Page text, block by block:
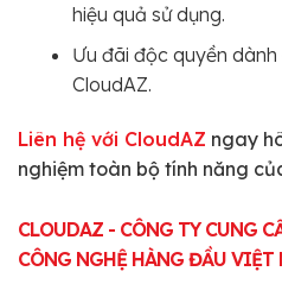
hiệu quả sử dụng.
Ưu đãi độc quyền
CloudAZ.
Liên hệ với CloudAZ ngay
nghiệm toàn bộ tính năng
CLOUDAZ - CÔNG TY CUNG
CÔNG NGHỆ HÀNG ĐẦU VIỆT